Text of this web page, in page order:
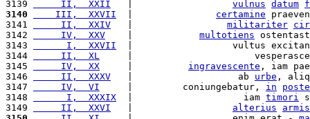
3139
     II,  XXII
vulnus datum
3140
    III,  XXVII
certamine
3141
     II,  XXIV
militariter
3142
     IV,  XXV
multotiens
3143
      I,  XXVII
|                  vultus
3144
     II,  XL
|
3145
     IV,  XX
ingravescente , iam
3146
     II,  XXXV
   |                   ab
urbe ,
3147
     IV,  VI
     |         coniungebatur,
in
3148
      I,  XXXIX
  |                    iam
timori
3149
     II,  XXVI
alterius
armis